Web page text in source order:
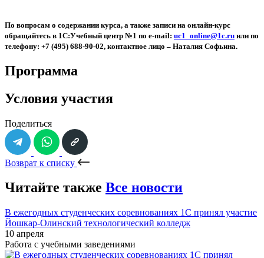
По вопросам о содержании курса, а также записи на онлайн-курс
обращайтесь в 1С:Учебный центр №1 по e-mail: uc1_online@1c.ru или по
телефону: +7 (495) 688-90-02, контактное лицо – Наталия Софьина.
Программа
Условия участия
Поделиться
Возврат к списку
Читайте также Все новости
В ежегодных студенческих соревнованиях 1С принял участие
Йошкар-Олинский технологический колледж
10 апреля
Работа с учебными заведениями